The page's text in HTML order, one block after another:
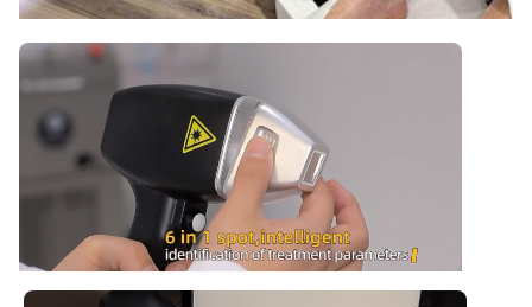
Languages Option:
Inglese, spagnolo, portoghese, turco...
8schermo touch colorato da 0,4/10,4 pollici
OEM/ODM Service:
Sì, professionista.
Power Supplier:
220V, 50Hz o 110V, 60Hz
Software:
può essere aggiunto il logo del cliente
Name: